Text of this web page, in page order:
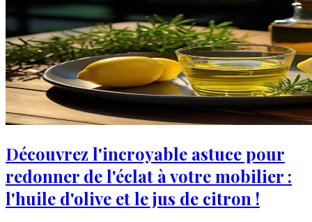
Découvrez l'incroyable astuce pour
redonner de l'éclat à votre mobilier :
l'huile d'olive et le jus de citron !